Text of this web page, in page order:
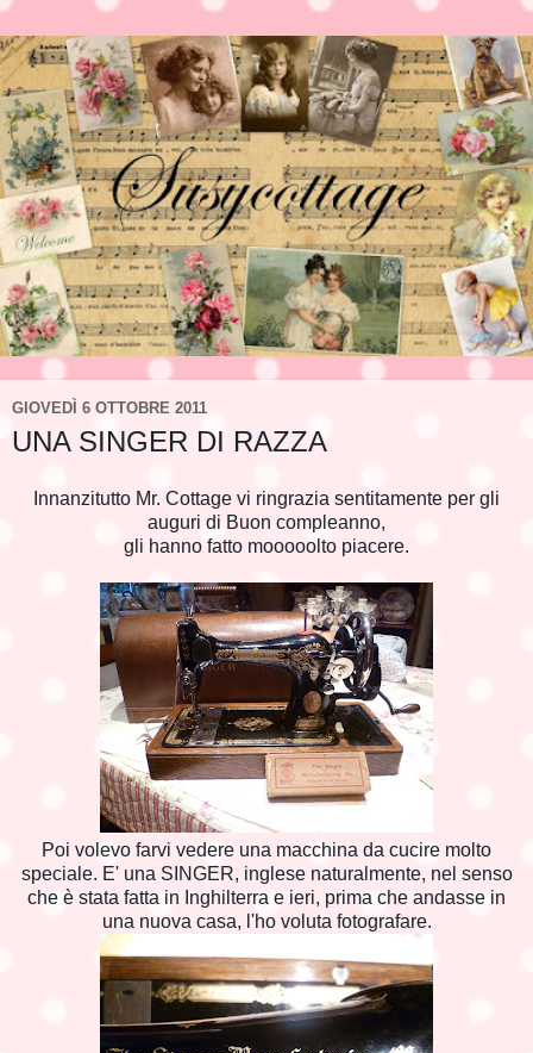
GIOVEDÌ 6 OTTOBRE 2011
UNA SINGER DI RAZZA
Innanzitutto Mr. Cottage vi ringrazia sentitamente per gli
auguri di Buon compleanno,
gli hanno fatto mooooolto piacere.
Poi volevo farvi vedere una macchina da cucire molto
speciale. E' una SINGER, inglese naturalmente, nel senso
che è stata fatta in Inghilterra e ieri, prima che andasse in
una nuova casa, l'ho voluta fotografare.